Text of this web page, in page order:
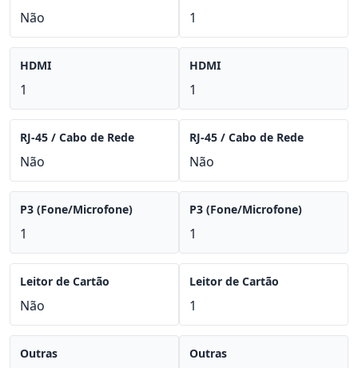
Não
HDMI
1
RJ-45 / Cabo de Rede
Não
P3 (Fone/Microfone)
1
Leitor de Cartão
Não
Outras
1
HDMI
1
RJ-45 / Cabo de Rede
Não
P3 (Fone/Microfone)
1
Leitor de Cartão
1
Outras